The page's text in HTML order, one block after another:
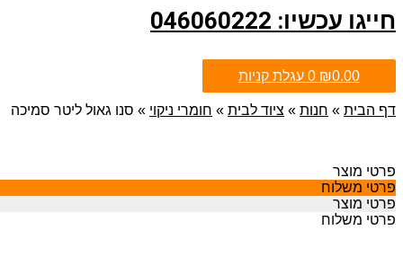
חייגו עכשיו: 046060222
₪0.00
0 עגלת קניות
דף הבית » חנות » ציוד לבית » חומרי ניקוי » סנו גאול ליטר סמיכה
פרטי מוצר
פרטי משלוח
פרטי מוצר
פרטי משלוח